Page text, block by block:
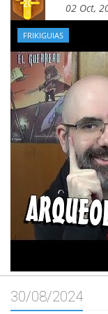
02 Oct,
FRIKIGUIAS
30/08/2024